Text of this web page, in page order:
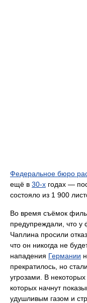
Федеральное бюро
ещё в 30-х годах —
состояло из 1 900
Во время съёмок
предупреждали, что у
Чаплина просили
что он никогда не
нападения Германии
прекратилось, но
угрозами. В
которых начнут
удушливым газом и